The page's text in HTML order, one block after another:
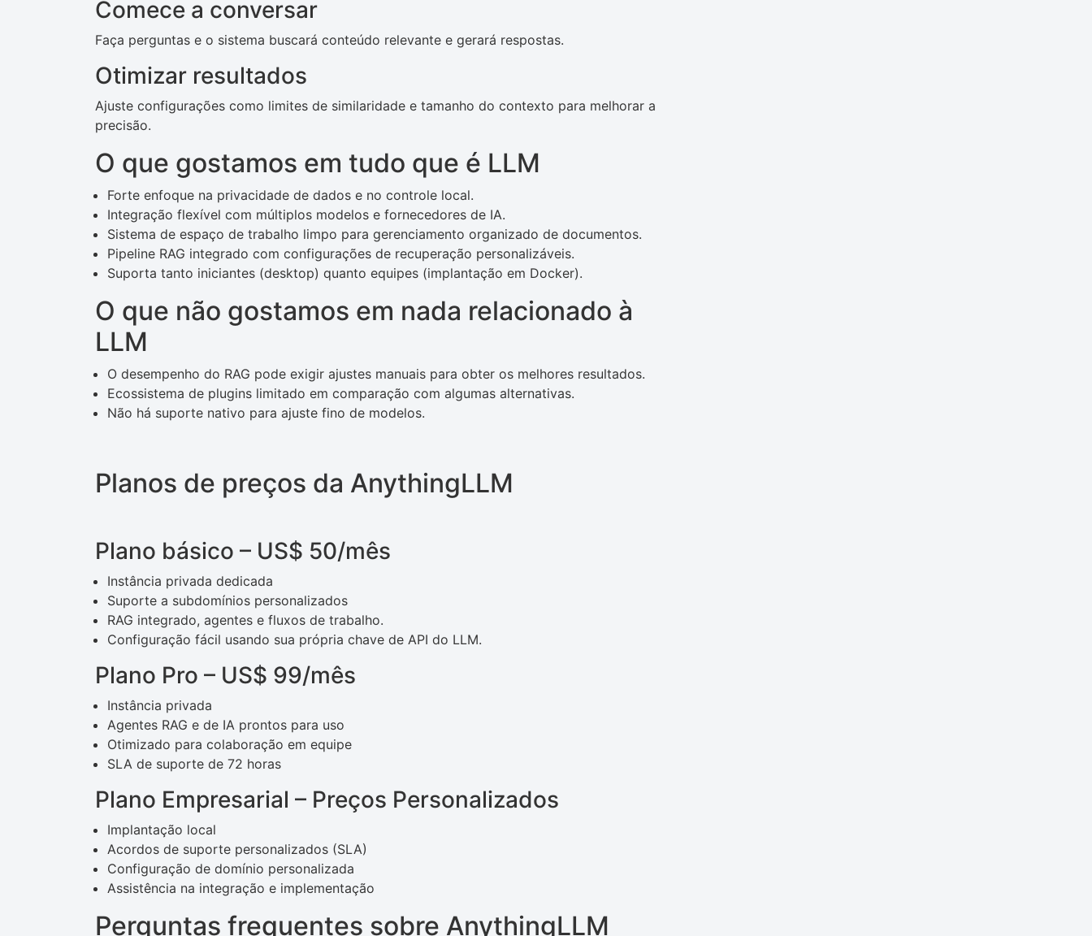
Comece a conversar
Faça perguntas e o sistema buscará conteúdo relevante e gerará respostas.
Otimizar resultados
Ajuste configurações como limites de similaridade e tamanho do contexto para melhorar a
precisão.
O que gostamos em tudo que é LLM
Forte enfoque na privacidade de dados e no controle local.
Integração flexível com múltiplos modelos e fornecedores de IA.
Sistema de espaço de trabalho limpo para gerenciamento organizado de documentos.
Pipeline RAG integrado com configurações de recuperação personalizáveis.
Suporta tanto iniciantes (desktop) quanto equipes (implantação em Docker).
O que não gostamos em nada relacionado à
LLM
O desempenho do RAG pode exigir ajustes manuais para obter os melhores resultados.
Ecossistema de plugins limitado em comparação com algumas alternativas.
Não há suporte nativo para ajuste fino de modelos.
Planos de preços da AnythingLLM
Plano básico – US$ 50/mês
Instância privada dedicada
Suporte a subdomínios personalizados
RAG integrado, agentes e fluxos de trabalho.
Configuração fácil usando sua própria chave de API do LLM.
Plano Pro – US$ 99/mês
Instância privada
Agentes RAG e de IA prontos para uso
Otimizado para colaboração em equipe
SLA de suporte de 72 horas
Plano Empresarial – Preços Personalizados
Implantação local
Acordos de suporte personalizados (SLA)
Configuração de domínio personalizada
Assistência na integração e implementação
Perguntas frequentes sobre AnythingLLM